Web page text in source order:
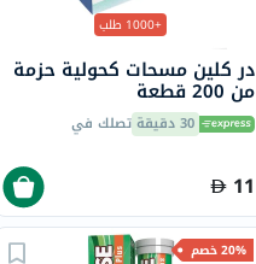
+1000 طلب
در كلين مسحات كحولية حزمة
من 200 قطعة
30 دقيقة تصلك في
11
20% خصم